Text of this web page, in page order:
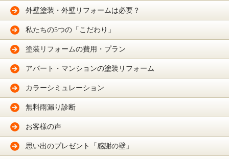
外壁塗装・外壁リフォームは必要？
私たちの5つの「こだわり」
塗装リフォームの費用・プラン
アパート・マンションの塗装リフォーム
カラーシミュレーション
無料雨漏り診断
お客様の声
思い出のプレゼント「感謝の壁」